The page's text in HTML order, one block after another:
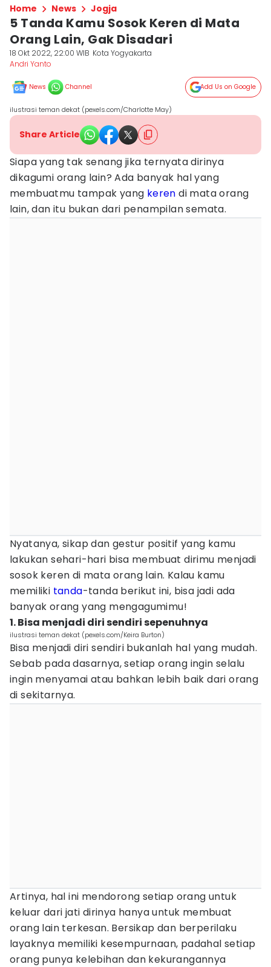
Home News Jogja
5 Tanda Kamu Sosok Keren di Mata
Orang Lain, Gak Disadari
18 Okt 2022, 22:00 WIB Kota Yogyakarta
Andri Yanto
News Channel Add Us on Google
ilustrasi teman dekat (pexels.com/Charlotte May)
Share Article
Siapa yang tak senang jika ternyata dirinya
dikagumi orang lain? Ada banyak hal yang
membuatmu tampak yang keren di mata orang
lain, dan itu bukan dari penampilan semata.
Nyatanya, sikap dan gestur positif yang kamu
lakukan sehari-hari bisa membuat dirimu menjadi
sosok keren di mata orang lain. Kalau kamu
memiliki tanda-tanda berikut ini, bisa jadi ada
banyak orang yang mengagumimu!
1. Bisa menjadi diri sendiri sepenuhnya
ilustrasi teman dekat (pexels.com/Keira Burton)
Bisa menjadi diri sendiri bukanlah hal yang mudah.
Sebab pada dasarnya, setiap orang ingin selalu
ingin menyamai atau bahkan lebih baik dari orang
di sekitarnya.
Artinya, hal ini mendorong setiap orang untuk
keluar dari jati dirinya hanya untuk membuat
orang lain terkesan. Bersikap dan berperilaku
layaknya memiliki kesempurnaan, padahal setiap
orang punya kelebihan dan kekurangannya